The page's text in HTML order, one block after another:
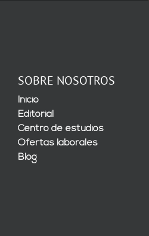
SOBRE NOSOTROS
Inicio
Editorial
Centro de estudios
Ofertas laborales
Blog